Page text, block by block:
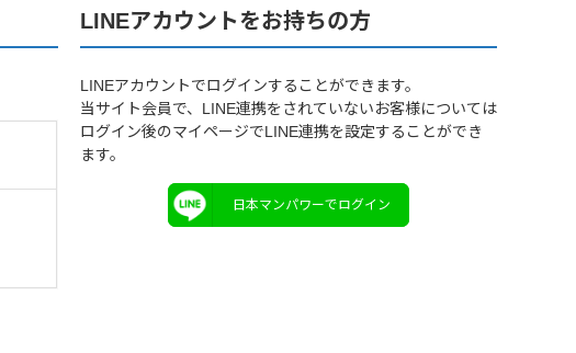
LINEアカウントをお持ちの方
LINEアカウントでログインすることができます。
当サイト会員で、LINE連携をされていないお客様については
ログイン後のマイページでLINE連携を設定することができ
ます。
日本マンパワーでログイン